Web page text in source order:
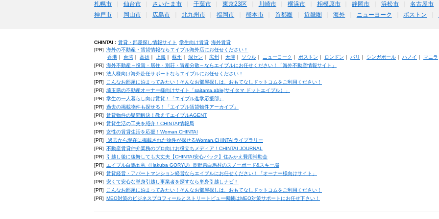
札幌市 仙台市 さいたま市 千葉市 東京23区 川崎市 横浜市 相模原市 静岡市 浜松市 名古屋市
神戸市
岡山市 広島市 北九州市 福岡市 熊本市 首都圏 近畿圏 海外 ニューヨーク ボストン
CHINTAI： 賃貸・部屋探し情報サイト 学生向け賃貸 海外賃貸
[PR] 海外の不動産・賃貸情報ならエイブル海外店にお任せください！
香港｜ 台湾｜ 高雄｜ 上海｜ 蘇州 深セン 広州 天津｜ ソウル｜ ニューヨーク ボストン ロンドン パリ シンガポール｜ ハノイ マニラ
[PR] 海外不動産～投資・居住・別荘・資産分散～ならエイブルにお任せください！「海外不動産情報サイト」
[PR] 法人様向け海外赴任サポートならエイブルにお任せください！
[PR]
こんなお部屋に泊まってみたい！そんなお部屋探しは、おもてなしドットコムをご利用ください！
[PR] 埼玉県の不動産オーナー様向けサイト「saitama.able(サイタマ ドットエイブル）」
[PR] 学生の一人暮らし向け賃貸！「エイブル進学応援部」
[PR] 過去の掲載物件も探せる！「エイブル賃貸物件アーカイブ」
[PR] 賃貸物件の疑問解決！教えてエイブルAGENT
[PR] 賃貸生活の工夫を紹介！CHINTAI情報局
[PR] 女性の賃貸生活を応援！Woman.CHINTAI
[PR]
過去から現在に掲載された物件が探せるWoman.CHINTAIライブラリー
[PR] 不動産賃貸仲介業務のプロ向けお役立ちメディア！CHINTAI JOURNAL
[PR]
引越し後に後悔しても大丈夫【CHINTAI安心パック】住みかえ費用補助金
[PR] エイブル白馬五竜（Hakuba GORYU）長野県白馬村のスノーボード&スキー場
[PR] 賃貸経営・アパートマンション経営ならエイブルにお任せください！「オーナー様向けサイト」
[PR] 安くて安心な単身引越し事業者を探すなら単身引越しナビ！
[PR]
こんなお部屋に泊まってみたい！そんなお部屋探しは、おもてなしドットコムをご利用ください！
[PR] MEO対策のビジネスプロフィールとストリートビュー掲載はMEO対策サポートにお任せ下さい！